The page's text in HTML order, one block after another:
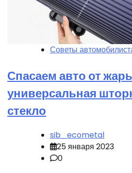
Советы
Спасаем авто от
универсальная
стекло
sib_ecometal
25 января 2023
0